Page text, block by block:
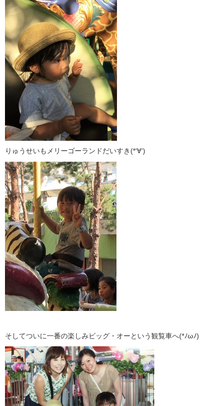
りゅうせいもメリーゴーランドだいすき(*‘∀‘)
そしてついに一番の楽しみビッグ・オーという観覧車へ(*ﾉωﾉ)